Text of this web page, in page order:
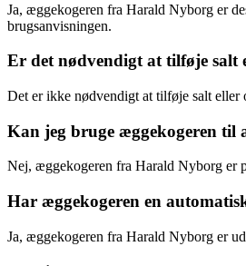
Ja, æggekogeren fra Harald Nyborg er
brugsanvisningen.
Er det nødvendigt at tilføje salt
Det er ikke nødvendigt at tilføje salt
Kan jeg bruge æggekogeren til
Nej, æggekogeren fra Harald Nyborg er
Har æggekogeren en
Ja, æggekogeren fra Harald Nyborg er